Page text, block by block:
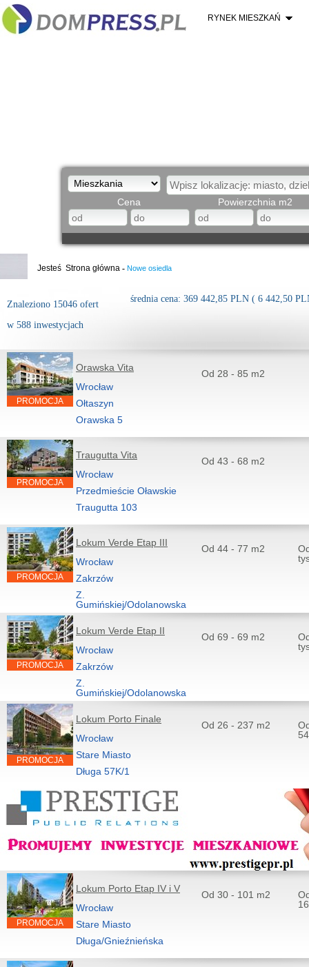
RYNEK MIESZKAŃ
Cena Powierzchnia m2
Jesteś Strona główna - Nowe osiedla
Znaleziono 15046 ofert
w 588 inwestycjach
średnia cena: 369 442,85 PLN ( 6 442,50
PROMOCJA
Orawska Vita
Wrocław
Ołtaszyn
Orawska 5
Od 28 - 85 m2
PROMOCJA
Traugutta Vita
Wrocław
Przedmieście Oławskie
Traugutta 103
Od 43 - 68 m2
PROMOCJA
Lokum Verde Etap III
Wrocław
Zakrzów
Z.
Gumińskiej/Odolanowska
Od 44 - 77 m2
PROMOCJA
Lokum Verde Etap II
Wrocław
Zakrzów
Z.
Gumińskiej/Odolanowska
Od 69 - 69 m2
PROMOCJA
Lokum Porto Finale
Wrocław
Stare Miasto
Długa 57K/1
Od 26 - 237 m2
PROMOCJA
Lokum Porto Etap IV i V
Wrocław
Stare Miasto
Długa/Gnieźnieńska
Od 30 - 101 m2